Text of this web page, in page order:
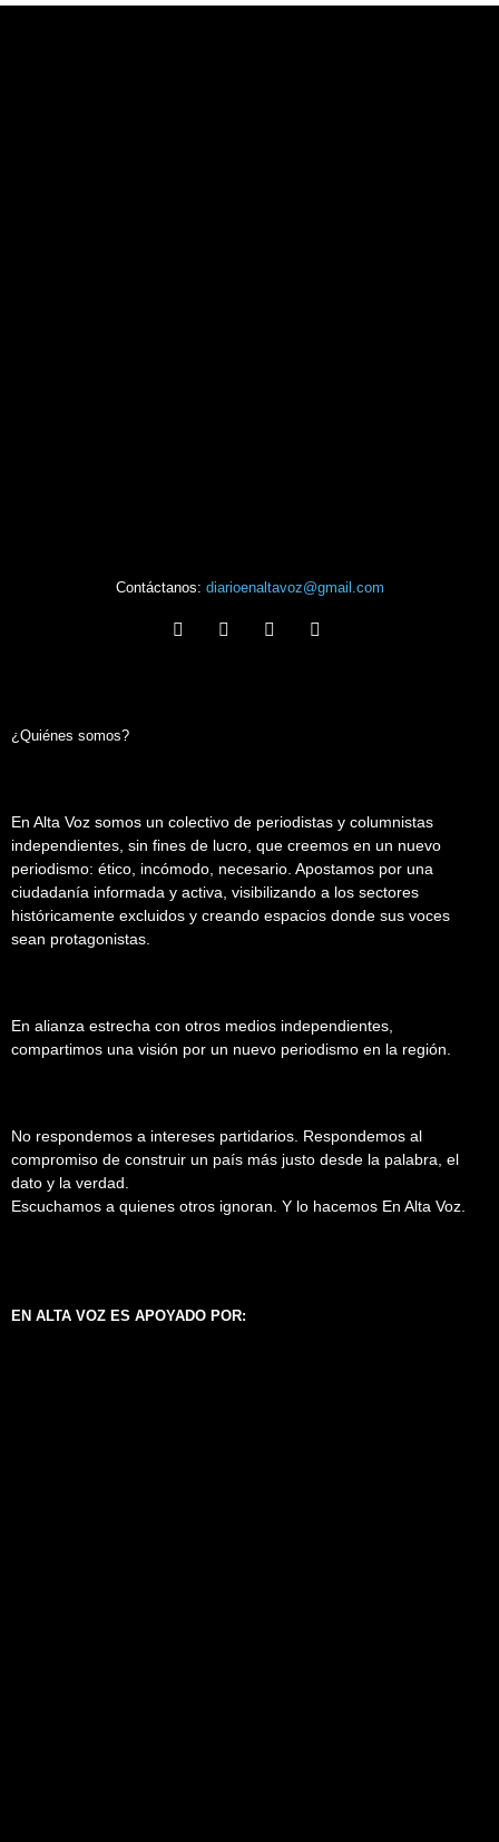
Contáctanos: diarioenaltavoz@gmail.com
¿Quiénes somos?
En Alta Voz somos un colectivo de periodistas y columnistas
independientes, sin fines de lucro, que creemos en un nuevo
periodismo: ético, incómodo, necesario. Apostamos por una
ciudadanía informada y activa, visibilizando a los sectores
históricamente excluidos y creando espacios donde sus voces
sean protagonistas.
En alianza estrecha con otros medios independientes,
compartimos una visión por un nuevo periodismo en la región.
No respondemos a intereses partidarios. Respondemos al
compromiso de construir un país más justo desde la palabra, el
dato y la verdad.
Escuchamos a quienes otros ignoran. Y lo hacemos En Alta Voz.
EN ALTA VOZ ES APOYADO POR: